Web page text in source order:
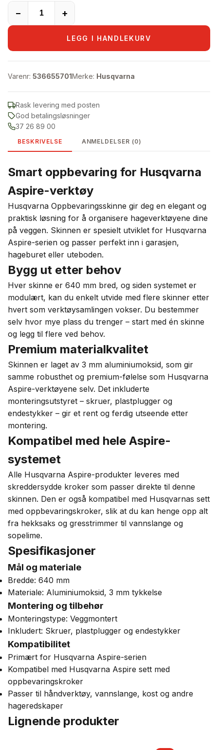
− +
LEGG I HANDLEKURV
Varenr: 536655701Merke: Husqvarna
Rask levering med posten
God betalingsløsninger
37 26 89 00
BESKRIVELSE ANMELDELSER (0)
Smart oppbevaring for Husqvarna
Aspire-verktøy
Husqvarna Oppbevaringsskinne gir deg en elegant og
praktisk løsning for å organisere hageverktøyene dine
på veggen. Skinnen er spesielt utviklet for Husqvarna
Aspire-serien og passer perfekt inn i garasjen,
hageburet eller uteboden.
Bygg ut etter behov
Hver skinne er 640 mm bred, og siden systemet er
modulært, kan du enkelt utvide med flere skinner etter
hvert som verktøysamlingen vokser. Du bestemmer
selv hvor mye plass du trenger – start med én skinne
og legg til flere ved behov.
Premium materialkvalitet
Skinnen er laget av 3 mm aluminiumoksid, som gir
samme robusthet og premium-følelse som Husqvarna
Aspire-verktøyene selv. Det inkluderte
monteringsutstyret – skruer, plastplugger og
endestykker – gir et rent og ferdig utseende etter
montering.
Kompatibel med hele Aspire-
systemet
Alle Husqvarna Aspire-produkter leveres med
skreddersydde kroker som passer direkte til denne
skinnen. Den er også kompatibel med Husqvarnas sett
med oppbevaringskroker, slik at du kan henge opp alt
fra hekksaks og gresstrimmer til vannslange og
sopelime.
Spesifikasjoner
Mål og materiale
Bredde: 640 mm
Materiale: Aluminiumoksid, 3 mm tykkelse
Montering og tilbehør
Monteringstype: Veggmontert
Inkludert: Skruer, plastplugger og endestykker
Kompatibilitet
Primært for Husqvarna Aspire-serien
Kompatibel med Husqvarna Aspire sett med
oppbevaringskroker
Passer til håndverktøy, vannslange, kost og andre
hageredskaper
Lignende produkter